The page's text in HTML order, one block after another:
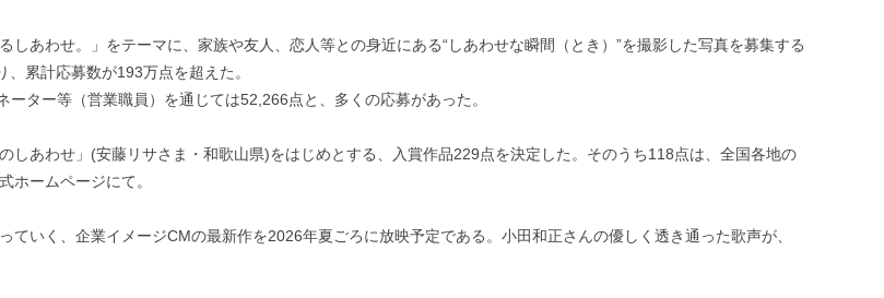
o
e
あわせ。」をテーマに、家族や友人、恋人等との身近にある“しあわせな瞬間（とき）”を撮影した写真を募集する
累計応募数が193万点を超えた。
ター等（営業職員）を通じては52,266点と、多くの応募があった。
あわせ」(安藤リサさま・和歌山県)をはじめとする、入賞作品229点を決定した。そのうち118点は、全国各地の
ホームページにて。
いく、企業イメージCMの最新作を2026年夏ごろに放映予定である。小田和正さんの優しく透き通った歌声が、